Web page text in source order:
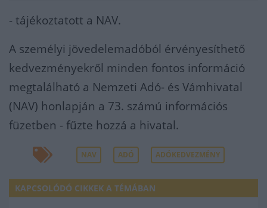
- tájékoztatott a NAV.
A személyi jövedelemadóból érvényesíthető
kedvezményekről minden fontos információ
megtalálható a Nemzeti Adó- és Vámhivatal
(NAV) honlapján a 73. számú információs
füzetben - fűzte hozzá a hivatal.
NAV ADÓ ADÓKEDVEZMÉNY
KAPCSOLÓDÓ CIKKEK A TÉMÁBAN